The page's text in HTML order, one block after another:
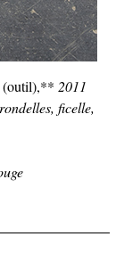
(outil),** 2011
ficelle,